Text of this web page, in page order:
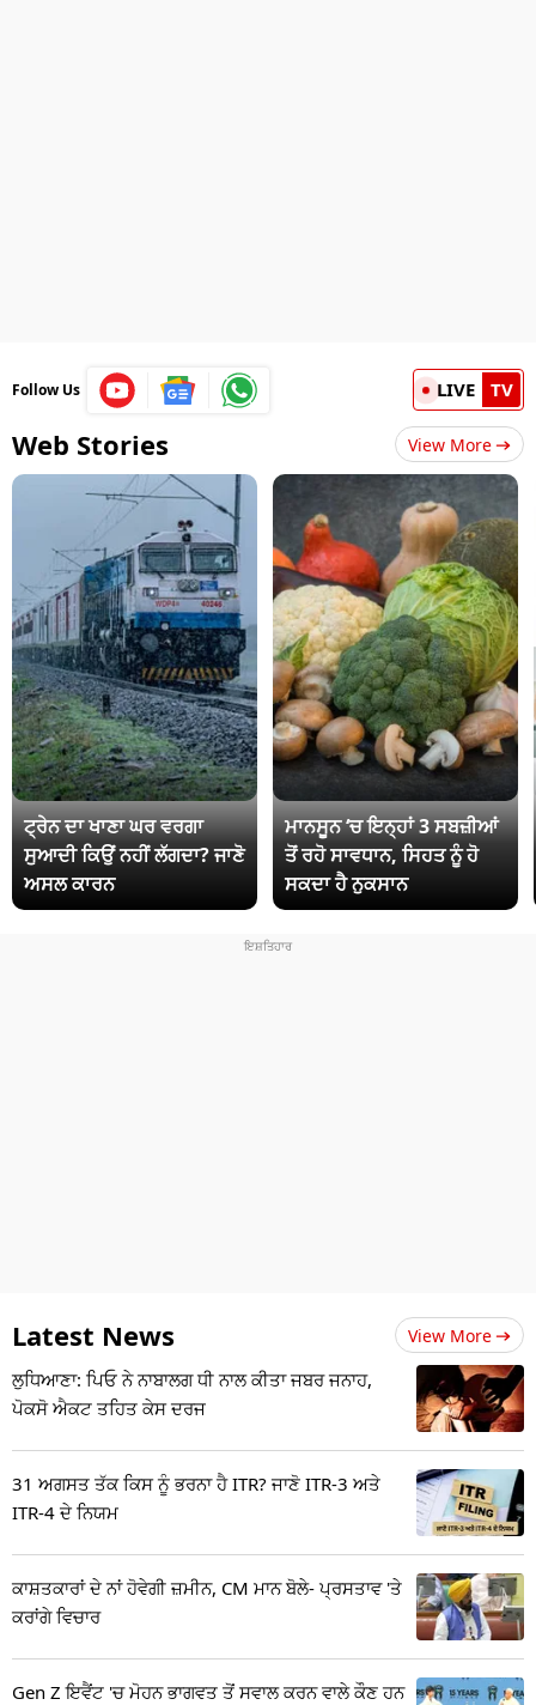
Follow Us LIVE TV
Web Stories View More
ਟ੍ਰੇਨ ਦਾ ਖਾਣਾ ਘਰ ਵਰਗਾ
ਸੁਆਦੀ ਕਿਉਂ ਨਹੀਂ ਲੱਗਦਾ? ਜਾਣੋ
ਅਸਲ ਕਾਰਨ
ਮਾਨਸੂਨ ‘ਚ ਇਨ੍ਹਾਂ 3 ਸਬਜ਼ੀਆਂ
ਤੋਂ ਰਹੋ ਸਾਵਧਾਨ, ਸਿਹਤ ਨੂੰ ਹੋ
ਸਕਦਾ ਹੈ ਨੁਕਸਾਨ
Latest News View More
ਲੁਧਿਆਣਾ: ਪਿਓ ਨੇ ਨਾਬਾਲਗ ਧੀ ਨਾਲ ਕੀਤਾ ਜਬਰ ਜਨਾਹ,
ਪੋਕਸੋ ਐਕਟ ਤਹਿਤ ਕੇਸ ਦਰਜ
31 ਅਗਸਤ ਤੱਕ ਕਿਸ ਨੂੰ ਭਰਨਾ ਹੈ ITR? ਜਾਣੋ ITR-3 ਅਤੇ
ITR-4 ਦੇ ਨਿਯਮ
ਕਾਸ਼ਤਕਾਰਾਂ ਦੇ ਨਾਂ ਹੋਵੇਗੀ ਜ਼ਮੀਨ, CM ਮਾਨ ਬੋਲੇ- ਪ੍ਰਸਤਾਵ 'ਤੇ
ਕਰਾਂਗੇ ਵਿਚਾਰ
Gen Z ਇਵੈਂਟ 'ਚ ਮੋਹਨ ਭਾਗਵਤ ਤੋਂ ਸਵਾਲ ਕਰਨ ਵਾਲੇ ਕੌਣ ਹਨ